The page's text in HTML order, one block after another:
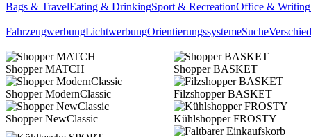
Bags & TravelEating & DrinkingSport & RecreationOffice & Writing
FahrzeugwerbungLichtwerbungOrientierungssystemeSuche
Shopper MATCH Shopper BASKET
Shopper ModernClassic Filzshopper BASKET
Shopper NewClassic Kühlshopper FROSTY